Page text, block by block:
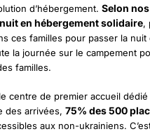
d’hébergement. Selon
en hébergement solidaire,
ces familles pour passer la
la journée sur le campement
familles.
centre de premier accueil
des arrivées, 75% des 500
aux non-ukrainiens.